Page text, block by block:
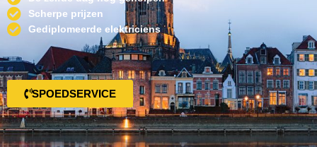
Scherpe prijzen
Gediplomeerde elektriciens
SPOEDSERVICE